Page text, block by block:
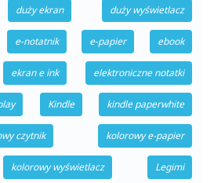
duży ekran duży wyświetlacz
e-notatnik e-papier ebook
ekran e ink elektroniczne notatki
Kindle kindle paperwhite
czytnik kolorowy e-papier
kolorowy wyświetlacz Legimi